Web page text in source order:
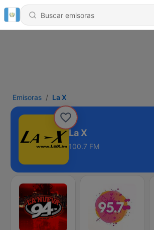
Emisoras La X
La X
100.7 FM